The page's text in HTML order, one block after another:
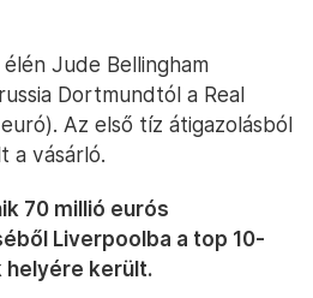
Jude Bellingham
Dortmundtól a Real
Az első tíz átigazolásból
a vásárló.
70 millió eurós
Liverpoolba a top 10-
helyére került.